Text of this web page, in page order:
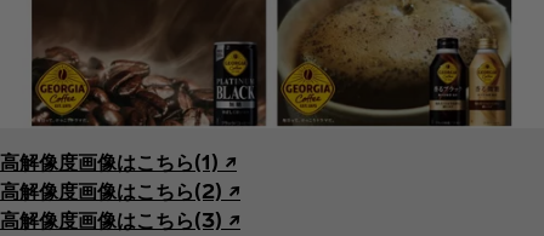
高解像度画像はこちら(1) ↗︎
高解像度画像はこちら(2) ↗︎
高解像度画像はこちら(3) ↗︎